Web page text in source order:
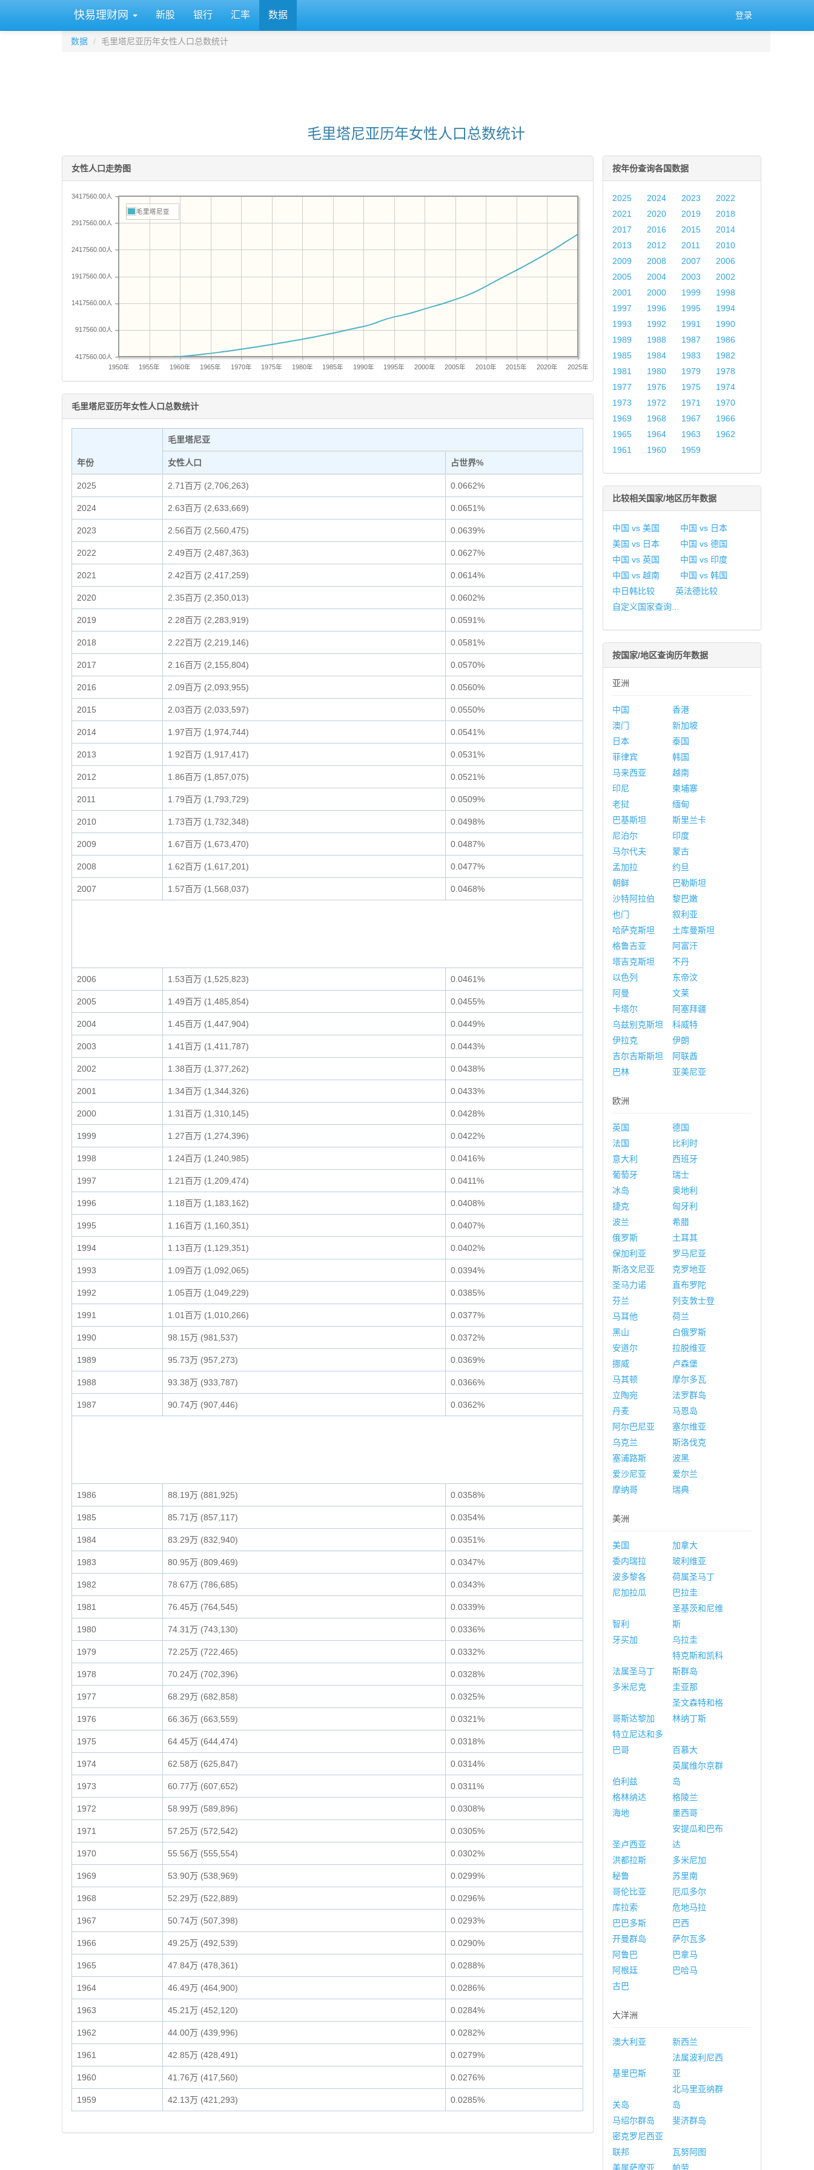
快易理财网 新股 银行 汇率 数据 登录
数据 毛里塔尼亚历年女性人口总数统计
毛里塔尼亚历年女性人口总数统计
女性人口走势图
1950年 1955年 1960年 1965年 1970年 1975年 1980年 1985年 1990年 1995年 2000年 2005年 2010年 2015年 2020年 2025年
417560.00人
917560.00人
1417560.00人
1917560.00人
2417560.00人
2917560.00人
3417560.00人
毛里塔尼亚
毛里塔尼亚历年女性人口总数统计
年份
毛里塔尼亚
女性人口 占世界%
2025 2.71百万 (2,706,263) 0.0662%
2024 2.63百万 (2,633,669) 0.0651%
2023 2.56百万 (2,560,475) 0.0639%
2022 2.49百万 (2,487,363) 0.0627%
2021 2.42百万 (2,417,259) 0.0614%
2020 2.35百万 (2,350,013) 0.0602%
2019 2.28百万 (2,283,919) 0.0591%
2018 2.22百万 (2,219,146) 0.0581%
2017 2.16百万 (2,155,804) 0.0570%
2016 2.09百万 (2,093,955) 0.0560%
2015 2.03百万 (2,033,597) 0.0550%
2014 1.97百万 (1,974,744) 0.0541%
2013 1.92百万 (1,917,417) 0.0531%
2012 1.86百万 (1,857,075) 0.0521%
2011 1.79百万 (1,793,729) 0.0509%
2010 1.73百万 (1,732,348) 0.0498%
2009 1.67百万 (1,673,470) 0.0487%
2008 1.62百万 (1,617,201) 0.0477%
2007 1.57百万 (1,568,037) 0.0468%
2006 1.53百万 (1,525,823) 0.0461%
2005 1.49百万 (1,485,854) 0.0455%
2004 1.45百万 (1,447,904) 0.0449%
2003 1.41百万 (1,411,787) 0.0443%
2002 1.38百万 (1,377,262) 0.0438%
2001 1.34百万 (1,344,326) 0.0433%
2000 1.31百万 (1,310,145) 0.0428%
1999 1.27百万 (1,274,396) 0.0422%
1998 1.24百万 (1,240,985) 0.0416%
1997 1.21百万 (1,209,474) 0.0411%
1996 1.18百万 (1,183,162) 0.0408%
1995 1.16百万 (1,160,351) 0.0407%
1994 1.13百万 (1,129,351) 0.0402%
1993 1.09百万 (1,092,065) 0.0394%
1992 1.05百万 (1,049,229) 0.0385%
1991 1.01百万 (1,010,266) 0.0377%
1990 98.15万 (981,537) 0.0372%
1989 95.73万 (957,273) 0.0369%
1988 93.38万 (933,787) 0.0366%
1987 90.74万 (907,446) 0.0362%
1986 88.19万 (881,925) 0.0358%
1985 85.71万 (857,117) 0.0354%
1984 83.29万 (832,940) 0.0351%
1983 80.95万 (809,469) 0.0347%
1982 78.67万 (786,685) 0.0343%
1981 76.45万 (764,545) 0.0339%
1980 74.31万 (743,130) 0.0336%
1979 72.25万 (722,465) 0.0332%
1978 70.24万 (702,396) 0.0328%
1977 68.29万 (682,858) 0.0325%
1976 66.36万 (663,559) 0.0321%
1975 64.45万 (644,474) 0.0318%
1974 62.58万 (625,847) 0.0314%
1973 60.77万 (607,652) 0.0311%
1972 58.99万 (589,896) 0.0308%
1971 57.25万 (572,542) 0.0305%
1970 55.56万 (555,554) 0.0302%
1969 53.90万 (538,969) 0.0299%
1968 52.29万 (522,889) 0.0296%
1967 50.74万 (507,398) 0.0293%
1966 49.25万 (492,539) 0.0290%
1965 47.84万 (478,361) 0.0288%
1964 46.49万 (464,900) 0.0286%
1963 45.21万 (452,120) 0.0284%
1962 44.00万 (439,996) 0.0282%
1961 42.85万 (428,491) 0.0279%
1960 41.76万 (417,560) 0.0276%
1959 42.13万 (421,293) 0.0285%
按年份查询各国数据
2025 2024 2023
2022
2021
2020 2019
2018
2017
2016 2015
2014
2013
2012 2011
2010
2009
2008 2007
2006
2005
2004 2003
2002
2001
2000 1999
1998
1997
1996 1995
1994
1993
1992 1991
1990
1989
1988 1987
1986
1985
1984 1983
1982
1981
1980 1979
1978
1977
1976 1975
1974
1973
1972 1971
1970
1969
1968 1967
1966
1965
1964 1963
1962
1961
1960 1959
比较相关国家/地区历年数据
中国 vs 美国
中国 vs 日本
美国 vs 日本
中国 vs 德国
中国 vs 英国
中国 vs 印度
中国 vs 越南
中国 vs 韩国
中日韩比较
英法德比较
自定义国家查询...
按国家/地区查询历年数据
亚洲
中国
香港
澳门
新加坡
日本
泰国
菲律宾
韩国
马来西亚
越南
印尼
柬埔寨
老挝
缅甸
巴基斯坦
斯里兰卡
尼泊尔
印度
马尔代夫
蒙古
孟加拉
约旦
朝鲜
巴勒斯坦
沙特阿拉伯
黎巴嫩
也门
叙利亚
哈萨克斯坦
土库曼斯坦
格鲁吉亚
阿富汗
塔吉克斯坦
不丹
以色列
东帝汶
阿曼
文莱
卡塔尔
阿塞拜疆
乌兹别克斯坦
科威特
伊拉克
伊朗
吉尔吉斯斯坦
阿联酋
巴林
亚美尼亚
欧洲
英国
德国
法国
比利时
意大利
西班牙
葡萄牙
瑞士
冰岛
奥地利
捷克
匈牙利
波兰
希腊
俄罗斯
土耳其
保加利亚
罗马尼亚
斯洛文尼亚
克罗地亚
圣马力诺
直布罗陀
芬兰
列支敦士登
马耳他
荷兰
黑山
白俄罗斯
安道尔
拉脱维亚
挪威
卢森堡
马其顿
摩尔多瓦
立陶宛
法罗群岛
丹麦
马恩岛
阿尔巴尼亚
塞尔维亚
乌克兰
斯洛伐克
塞浦路斯
波黑
爱沙尼亚
爱尔兰
摩纳哥
瑞典
美洲
美国
加拿大
委内瑞拉
玻利维亚
波多黎各
荷属圣马丁
尼加拉瓜
巴拉圭
智利
圣基茨和尼维
斯
牙买加
乌拉圭
法属圣马丁
特克斯和凯科
斯群岛
多米尼克
圭亚那
哥斯达黎加
圣文森特和格
林纳丁斯
特立尼达和多
巴哥
百慕大
伯利兹
英属维尔京群
岛
格林纳达
格陵兰
海地
墨西哥
圣卢西亚
安提瓜和巴布
达
洪都拉斯
多米尼加
秘鲁
苏里南
哥伦比亚
厄瓜多尔
库拉索
危地马拉
巴巴多斯
巴西
开曼群岛
萨尔瓦多
阿鲁巴
巴拿马
阿根廷
巴哈马
古巴
大洋洲
澳大利亚 新西兰
基里巴斯
法属波利尼西
亚
关岛
北马里亚纳群
岛
马绍尔群岛
斐济群岛
密克罗尼西亚
联邦
瓦努阿图
美属萨摩亚
帕劳